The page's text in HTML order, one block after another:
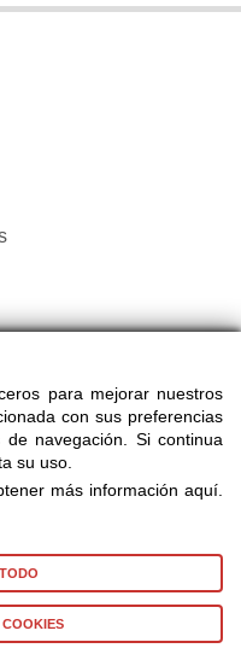
Network SL. - All Rights
para mejorar nuestros
con sus preferencias
navegación. Si continua
su uso.
más información aquí.